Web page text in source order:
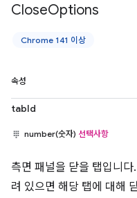
CloseOptions
Chrome 141 이상
속성
tabId
number(숫자) 선택사항
측면 패널을 닫을 탭입니
려 있으면 해당 탭에 대해